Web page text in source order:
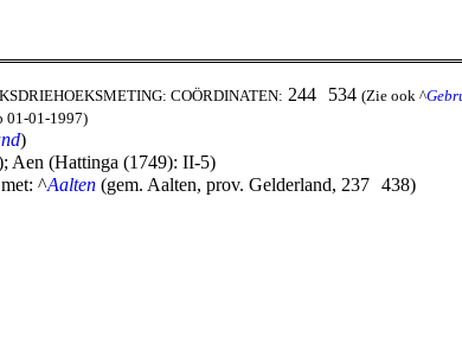
COÖRDINATEN: 244 534 (Zie ook ^
01-01-1997)
)
Aen (Hattinga (1749): II-5)
met: ^Aalten (gem. Aalten, prov. Gelderland, 237 438)